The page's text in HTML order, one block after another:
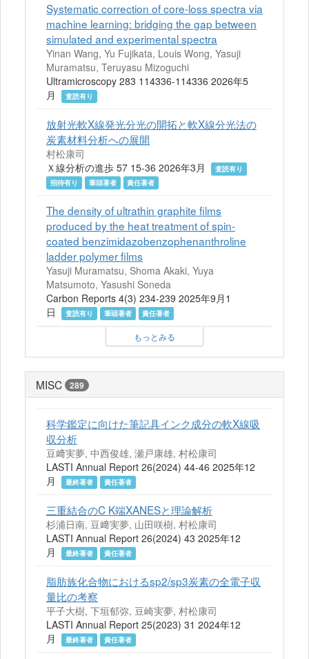
Systematic correction of core-loss spectra via
machine learning: bridging the gap between
simulated and experimental spectra
Yinan Wang, Yu Fujikata, Louis Wong, Yasuji
Muramatsu, Teruyasu Mizoguchi
Ultramicroscopy 283 114336-114336 2026年5
月
査読有り
放射光軟X線発光分光の開拓と軟X線分光法の
炭素材料分析への展開
村松康司
Ｘ線分析の進歩 57 15-36 2026年3月
査読有り
招待有り
筆頭著者 責任著者
The density of ultrathin graphite films
produced by the heat treatment of spin-
coated benzimidazobenzophenanthroline
ladder polymer films
Yasuji Muramatsu, Shoma Akaki, Yuya
Matsumoto, Yasushi Soneda
Carbon Reports 4(3) 234-239 2025年9月1
日
査読有り 筆頭著者 責任著者
もっとみる
MISC 289
科学鑑定に向けた筆記具インク成分の軟X線吸
収分析
豆﨑実夢, 中西俊雄, 瀬戸康雄, 村松康司
LASTI Annual Report 26(2024) 44-46 2025年12
月
最終著者 責任著者
三重結合のC K端XANESと理論解析
杉浦日南, 豆﨑実夢, 山田咲樹, 村松康司
LASTI Annual Report 26(2024) 43 2025年12
月
最終著者 責任著者
脂肪族化合物におけるsp2/sp3炭素の全電子収
量比の考察
平子大樹, 下垣郁弥, 豆崎実夢, 村松康司
LASTI Annual Report 25(2023) 31 2024年12
月
最終著者 責任著者